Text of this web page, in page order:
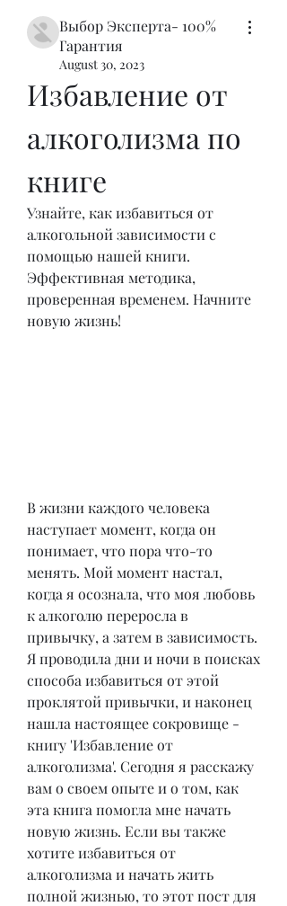
Выбор Эксперта- 100%
Гарантия
August 30, 2023
Избавление от
алкоголизма по
книге
Узнайте, как избавиться от
алкогольной зависимости с
помощью нашей книги.
Эффективная методика,
проверенная временем. Начните
новую жизнь!
В жизни каждого человека
наступает момент, когда он
понимает, что пора что-то
менять. Мой момент настал,
когда я осознала, что моя любовь
к алкоголю переросла в
привычку, а затем в зависимость.
Я проводила дни и ночи в поисках
способа избавиться от этой
проклятой привычки, и наконец
нашла настоящее сокровище -
книгу 'Избавление от
алкоголизма'. Сегодня я расскажу
вам о своем опыте и о том, как
эта книга помогла мне начать
новую жизнь. Если вы также
хотите избавиться от
алкоголизма и начать жить
полной жизнью, то этот пост для